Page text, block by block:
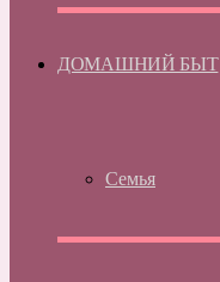
ДОМАШНИЙ БЫТ
Семья